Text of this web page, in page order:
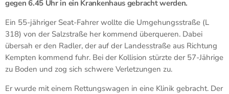
gegen 6.45 Uhr in ein Krankenhaus gebracht werden.
Ein 55-jähriger Seat-Fahrer wollte die Umgehungsstraße (L
318) von der Salzstraße her kommend überqueren. Dabei
übersah er den Radler, der auf der Landesstraße aus Richtung
Kempten kommend fuhr. Bei der Kollision stürzte der 57-Jährige
zu Boden und zog sich schwere Verletzungen zu.
Er wurde mit einem Rettungswagen in eine Klinik gebracht. Der